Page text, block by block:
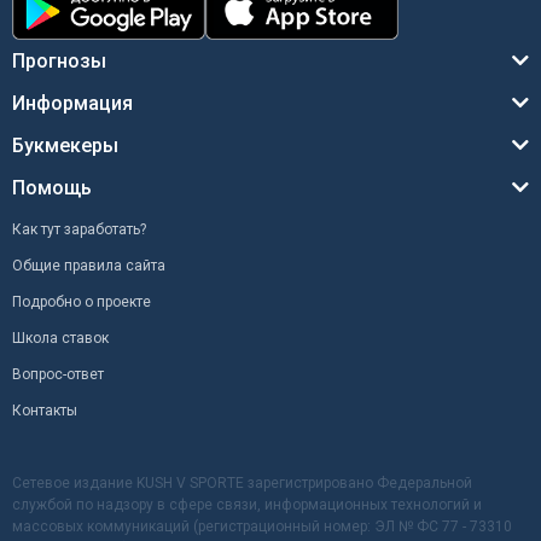
Прогнозы
Информация
Букмекеры
Помощь
Как тут заработать?
Общие правила сайта
Подробно о проекте
Школа ставок
Вопрос-ответ
Контакты
Сетевое издание KUSH V SPORTE зарегистрировано Федеральной
службой по надзору в сфере связи, информационных технологий и
массовых коммуникаций (регистрационный номер: ЭЛ № ФС 77 - 73310